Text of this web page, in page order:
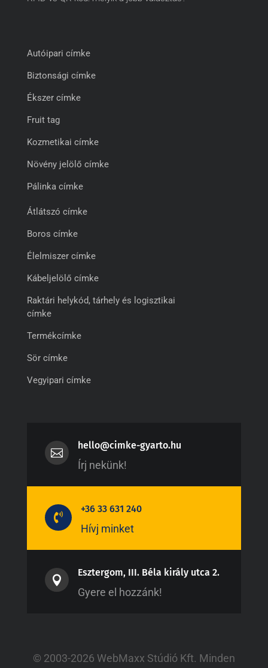
Autóipari címke
Biztonsági címke
Ékszer címke
Fruit tag
Kozmetikai címke
Növény jelölő címke
Pálinka címke
Átlátszó címke
Boros címke
Élelmiszer címke
Kábeljelölő címke
Raktári helykód, tárhely és logisztikai
címke
Termékcímke
Sör címke
Vegyipari címke

hello@cimke-gyarto.hu
Írj nekünk!

+36 33 631 240
Hívj minket

Esztergom, III. Béla király utca 2.
Gyere el hozzánk!
© 2003-2026 WebMaxx Stúdió Kft. Minden